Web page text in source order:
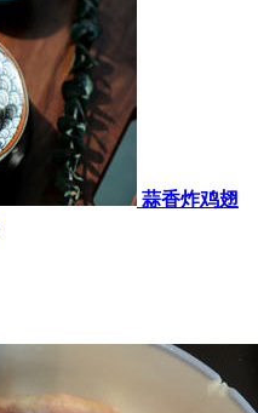
蒜香炸鸡翅